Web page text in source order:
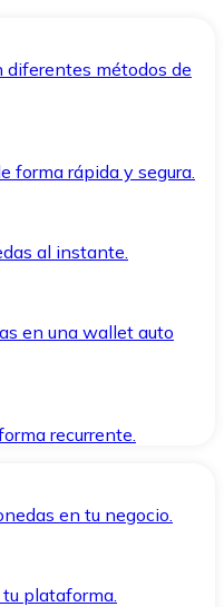
diferentes métodos de
forma rápida y segura.
al instante.
en una wallet auto
recurrente.
en tu negocio.
plataforma.